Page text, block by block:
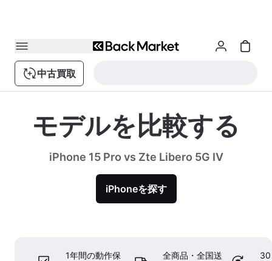
中古買取
モデルを比較する
iPhone 15 Pro vs Zte Libero 5G IV
iPhoneを探す
1年間の動作保
全商品・全国送
30